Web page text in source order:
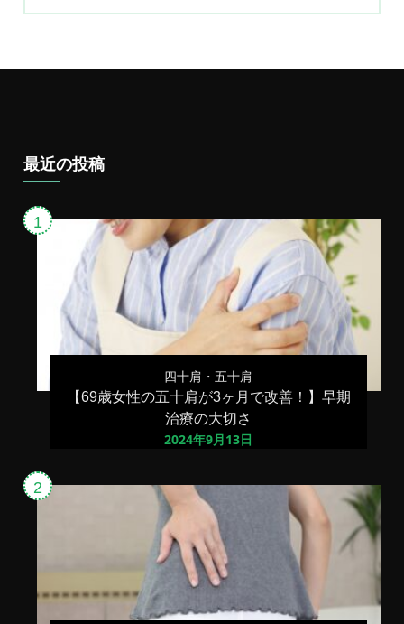
最近の投稿
四十肩・五十肩
【69歳女性の五十肩が3ヶ月で改善！】早期
治療の大切さ
2024年9月13日